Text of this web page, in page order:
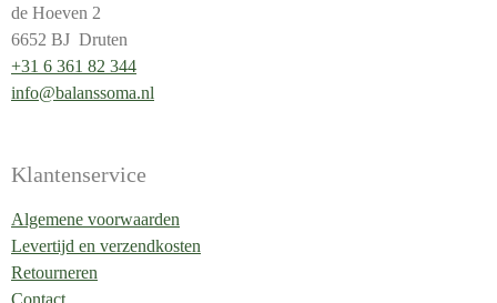
de Hoeven 2
6652 BJ Druten
+31 6 361 82 344
info@balanssoma.nl
Klantenservice
Algemene voorwaarden
Levertijd en verzendkosten
Retourneren